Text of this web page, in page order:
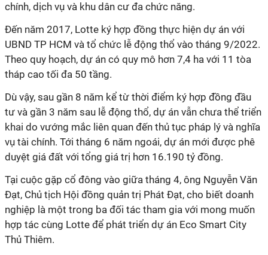
chính, dịch vụ và khu dân cư đa chức năng.
Đến năm 2017, Lotte ký hợp đồng thực hiện dự án với
UBND TP HCM và tổ chức lễ động thổ vào tháng 9/2022.
Theo quy hoạch, dự án có quy mô hơn 7,4 ha với 11 tòa
tháp cao tối đa 50 tầng.
Dù vậy, sau gần 8 năm kể từ thời điểm ký hợp đồng đầu
tư và gần 3 năm sau lễ động thổ, dự án vẫn chưa thể triển
khai do vướng mắc liên quan đến thủ tục pháp lý và nghĩa
vụ tài chính. Tới tháng 6 năm ngoái, dự án mới được phê
duyệt giá đất với tổng giá trị hơn 16.190 tỷ đồng.
Tại cuộc gặp cổ đông vào giữa tháng 4, ông Nguyễn Văn
Đạt, Chủ tịch Hội đồng quản trị Phát Đạt, cho biết doanh
nghiệp là một trong ba đối tác tham gia với mong muốn
hợp tác cùng Lotte để phát triển dự án Eco Smart City
Thủ Thiêm.